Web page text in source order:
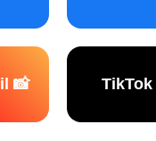
📸 Instagram - travelers.co.il